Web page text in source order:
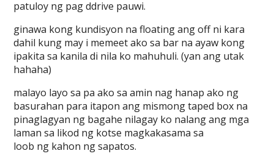
patuloy ng pag ddrive pauwi.
ginawa kong kundisyon na floating ang off ni kara
dahil kung may i memeet ako sa bar na ayaw kong
ipakita sa kanila di nila ko mahuhuli. (yan ang utak
hahaha)
malayo layo sa pa ako sa amin nag hanap ako ng
basurahan para itapon ang mismong taped box na
pinaglagyan ng bagahe nilagay ko nalang ang mga
laman sa likod ng kotse magkakasama sa
loob ng kahon ng sapatos.